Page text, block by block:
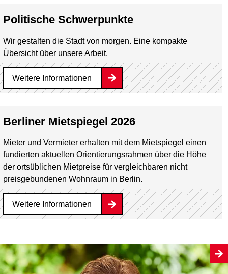
Politische Schwerpunkte
Wir gestalten die Stadt von morgen. Eine kompakte
Übersicht über unsere Arbeit.
Weitere Informationen
Berliner Mietspiegel 2026
Mieter und Vermieter erhalten mit dem Mietspiegel einen
fundierten aktuellen Orientierungsrahmen über die Höhe
der ortsüblichen Mietpreise für vergleichbaren nicht
preisgebundenen Wohnraum in Berlin.
Weitere Informationen